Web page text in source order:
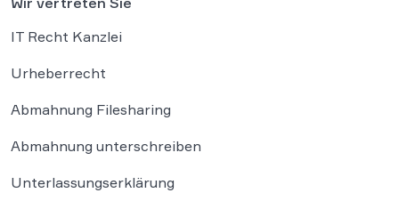
IT Recht Kanzlei
Urheberrecht
Abmahnung Filesharing
Abmahnung unterschreiben
Unterlassungserklärung